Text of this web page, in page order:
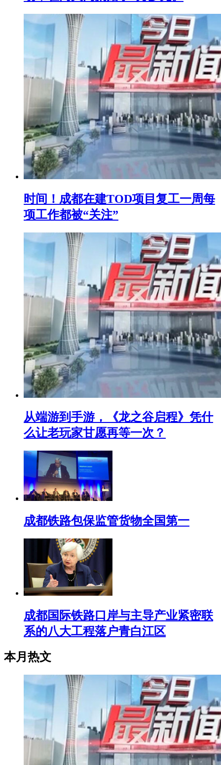
时间！成都在建TOD项目复工一周每
项工作都被“关注”
从端游到手游，《龙之谷启程》凭什
么让老玩家甘愿再等一次？
成都铁路包保监管货物全国第一
成都国际铁路口岸与主导产业紧密联
系的八大工程落户青白江区
本月热文